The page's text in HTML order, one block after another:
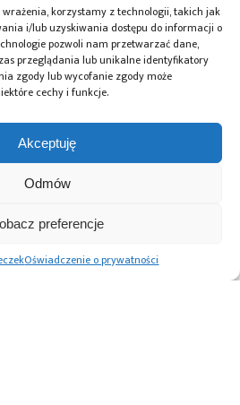
korzystamy z technologii, takich jak
i/lub uzyskiwania dostępu do informacji o
pozwoli nam przetwarzać dane,
przeglądania lub unikalne identyfikatory
zgody lub wycofanie zgody może
cechy i funkcje.
Akceptuję
Odmów
preferencje
Oświadczenie o prywatności
,chipy,Compute Express Link
,IEEE International Memory
,Maarten Rosmeulen,pamięci
półprzewodniki,